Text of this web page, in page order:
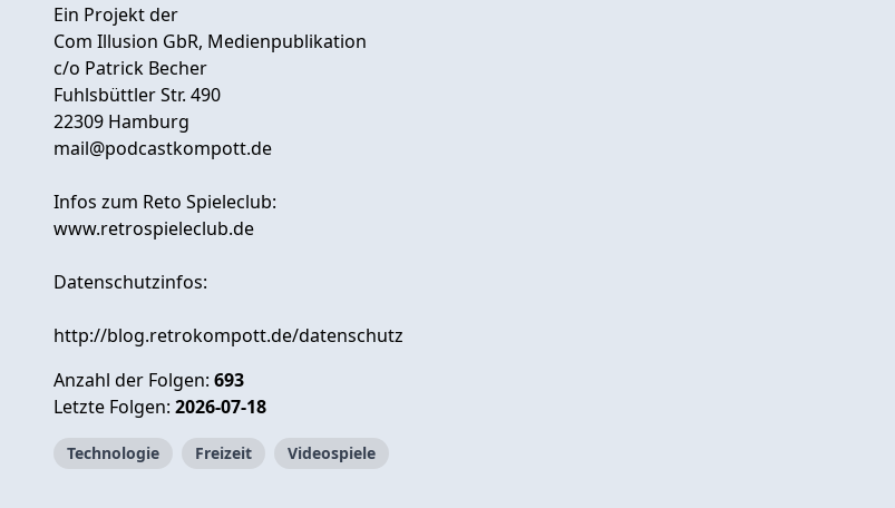
Ein Projekt der
Com Illusion GbR, Medienpublikation
c/o Patrick Becher
Fuhlsbüttler Str. 490
22309 Hamburg
mail@podcastkompott.de
Infos zum Reto Spieleclub:
www.retrospieleclub.de
Datenschutzinfos:
http://blog.retrokompott.de/datenschutz
Anzahl der Folgen: 693
Letzte Folgen: 2026-07-18
Technologie Freizeit Videospiele